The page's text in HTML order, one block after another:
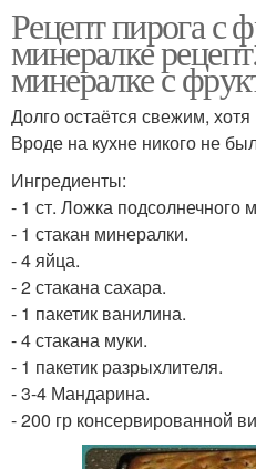
Рецепт пирога с
минералке
минералке с
Долго остаётся свежим,
Вроде на кухне никого не
Ингредиенты:
- 1 ст. Ложка подсолнечного
- 1 стакан минералки.
- 4 яйца.
- 2 стакана сахара.
- 1 пакетик ванилина.
- 4 стакана муки.
- 1 пакетик разрыхлителя.
- 3-4 Мандарина.
- 200 гр консервированной